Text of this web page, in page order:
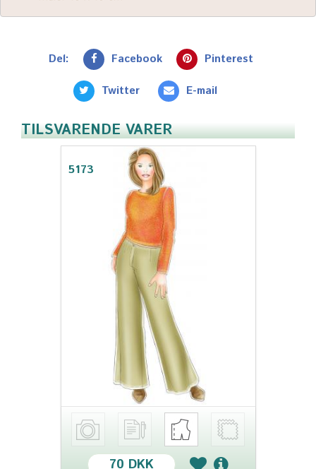
Del: Facebook Pinterest
Twitter E-mail
TILSVARENDE VARER
5173
70 DKK